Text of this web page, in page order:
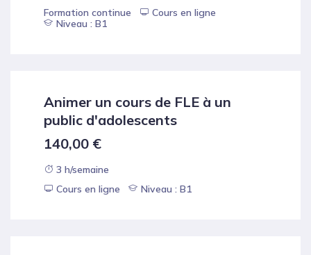
Formation continue
Cours en ligne
Niveau : B1
Animer un cours de FLE à un
public d'adolescents
140,00 €
3 h/semaine
Cours en ligne
Niveau : B1